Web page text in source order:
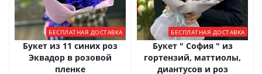
БЕСПЛАТНАЯ ДОСТАВКА
Букет из 11 синих роз
Эквадор в розовой
пленке
БЕСПЛАТНАЯ ДОСТАВКА
Букет " София " из
гортензий, маттиолы,
диантусов и роз